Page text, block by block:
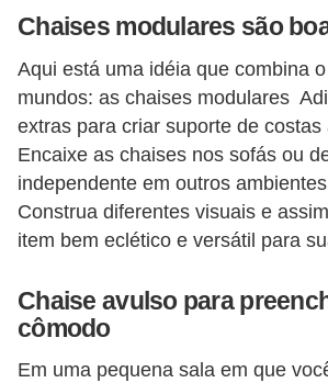
Chaises modulares são
Aqui está uma idéia que combina
mundos: as chaises modulares
extras para criar suporte de costas
Encaixe as chaises nos sofás ou
independente em outros
Construa diferentes visuais e
item bem eclético e versátil para
Chaise avulso para
cômodo
Em uma pequena sala em que